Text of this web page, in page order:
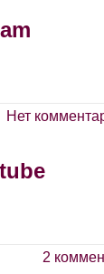
Нет
2